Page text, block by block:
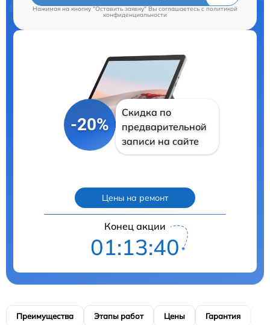
Нажимая на кнопку "Оставить заявку" Вы соглашаетесь cполитикой
конфиденциальности
-20%
Скидка по
предварительной
записи на сайте
Цены на ремонт
Конец акции
01:13:39
Преимущества Этапы работ Цены Гарантия